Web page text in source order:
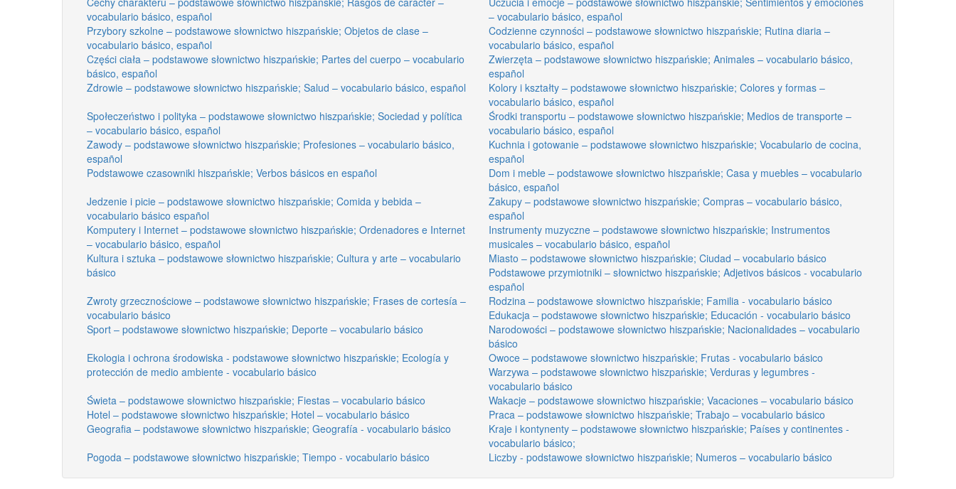
vocabulario básico, español
– vocabulario básico, español
Przybory szkolne – podstawowe słownictwo hiszpańskie; Objetos de clase –
vocabulario básico, español
Codzienne czynności – podstawowe słownictwo hiszpańskie; Rutina diaria –
vocabulario básico, español
Części ciała – podstawowe słownictwo hiszpańskie; Partes del cuerpo – vocabulario
básico, español
Zwierzęta – podstawowe słownictwo hiszpańskie; Animales – vocabulario básico,
español
Zdrowie – podstawowe słownictwo hiszpańskie; Salud – vocabulario básico, español
Kolory i kształty – podstawowe słownictwo hiszpańskie; Colores y formas –
vocabulario básico, español
Społeczeństwo i polityka – podstawowe słownictwo hiszpańskie; Sociedad y política
– vocabulario básico, español
Środki transportu – podstawowe słownictwo hiszpańskie; Medios de transporte –
vocabulario básico, español
Zawody – podstawowe słownictwo hiszpańskie; Profesiones – vocabulario básico,
español
Kuchnia i gotowanie – podstawowe słownictwo hiszpańskie; Vocabulario de cocina,
español
Podstawowe czasowniki hiszpańskie; Verbos básicos en español
Dom i meble – podstawowe słownictwo hiszpańskie; Casa y muebles – vocabulario
básico, español
Jedzenie i picie – podstawowe słownictwo hiszpańskie; Comida y bebida –
vocabulario básico español
Zakupy – podstawowe słownictwo hiszpańskie; Compras – vocabulario básico,
español
Komputery i Internet – podstawowe słownictwo hiszpańskie; Ordenadores e Internet
– vocabulario básico, español
Instrumenty muzyczne – podstawowe słownictwo hiszpańskie; Instrumentos
musicales – vocabulario básico, español
Kultura i sztuka – podstawowe słownictwo hiszpańskie; Cultura y arte – vocabulario
básico
Miasto – podstawowe słownictwo hiszpańskie; Ciudad – vocabulario básico
Podstawowe przymiotniki – słownictwo hiszpańskie; Adjetivos básicos - vocabulario
español
Zwroty grzecznościowe – podstawowe słownictwo hiszpańskie; Frases de cortesía –
vocabulario básico
Rodzina – podstawowe słownictwo hiszpańskie; Familia - vocabulario básico
Edukacja – podstawowe słownictwo hiszpańskie; Educación - vocabulario básico
Sport – podstawowe słownictwo hiszpańskie; Deporte – vocabulario básico
Narodowości – podstawowe słownictwo hiszpańskie; Nacionalidades – vocabulario
básico
Ekologia i ochrona środowiska - podstawowe słownictwo hiszpańskie; Ecología y
protección de medio ambiente - vocabulario básico
Owoce – podstawowe słownictwo hiszpańskie; Frutas - vocabulario básico
Warzywa – podstawowe słownictwo hiszpańskie; Verduras y legumbres -
vocabulario básico
Świeta – podstawowe słownictwo hiszpańskie; Fiestas – vocabulario básico
Wakacje – podstawowe słownictwo hiszpańskie; Vacaciones – vocabulario básico
Hotel – podstawowe słownictwo hiszpańskie; Hotel – vocabulario básico
Praca – podstawowe słownictwo hiszpańskie; Trabajo – vocabulario básico
Geografia – podstawowe słownictwo hiszpańskie; Geografía - vocabulario básico
Kraje i kontynenty – podstawowe słownictwo hiszpańskie; Países y continentes -
vocabulario básico;
Pogoda – podstawowe słownictwo hiszpańskie; Tiempo - vocabulario básico
Liczby - podstawowe słownictwo hiszpańskie; Numeros – vocabulario básico